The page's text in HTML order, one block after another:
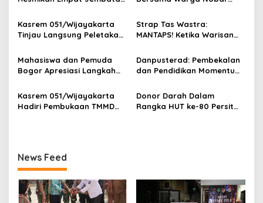
i
p
o
s
Cita Presiden RI Kepada
Masyarakat Indonesia
Pangkalan Ojek Jababeka
Kasrem 051/Wijayakarta
Tinjau Langsung Peletakan
Merah Putih di Pebayuran
Strap Tas Wastra:
MANTAPS! Ketika Warisan
Paling Diburu Tahun 2026
Mahasiswa dan Pemuda
Bogor Apresiasi Langkah
Pertanggungjawaban dan
Marwah Institusi
Danpusterad: Pembekalan
dan Pendidikan Momentum
Karier
Kasrem 051/Wijayakarta
Hadiri Pembukaan TMMD
Donor Darah Dalam
Rangka HUT ke-80 Persit
News Feed